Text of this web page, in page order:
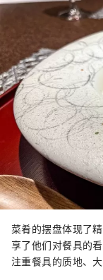
菜肴的摆盘体现了
享了他们对餐具的
注重餐具的质地、